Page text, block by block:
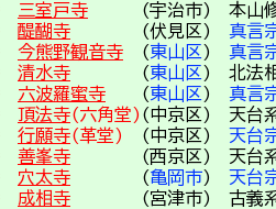
三室戸寺 (宇治市) 本山
醍醐寺 (伏見区) 真言
今熊野観音寺 (東山区 ) 真言
清水寺 (東山区 ) 北
六波羅蜜寺 (東山区 ) 真言
頂法寺(六角堂) (中京区) 天
行願寺(革堂) (中京区) 天台
善峯寺 (西京区) 天台
穴太寺 (亀岡市) 天台
成相寺 (宮津市) 古義